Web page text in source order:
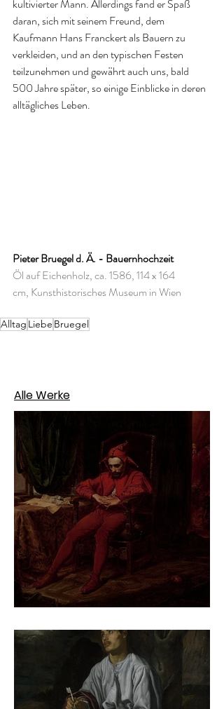
kultivierter Mann. Allerdings fand er Spaß
daran, sich mit seinem Freund, dem
Kaufmann Hans Franckert als Bauern zu
verkleiden, und an den typischen Festen
teilzunehmen und gewährt auch uns, bald
500 Jahre später, so einige Einblicke in deren
alltägliches Leben.
Pieter Bruegel d. Ä. - Bauernhochzeit
Öl auf Eichenholz, ca. 1586, 114 x 164
cm, Kunsthistorisches Museum in Wien
Alltag Liebe Bruegel
Alle Werke